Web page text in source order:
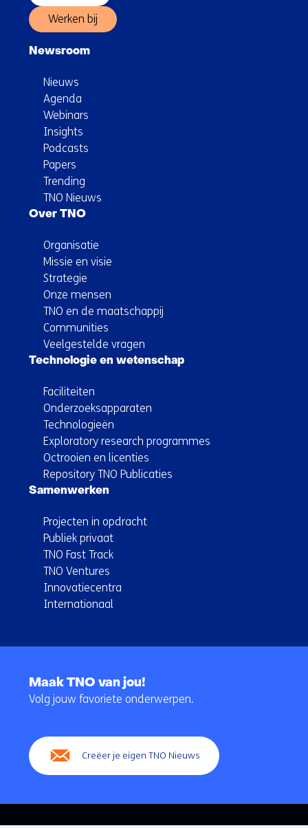
Werken bij
Newsroom
Nieuws
Agenda
Webinars
Insights
Podcasts
Papers
Trending
TNO Nieuws
Over TNO
Organisatie
Missie en visie
Strategie
Onze mensen
TNO en de maatschappij
Communities
Veelgestelde vragen
Technologie en wetenschap
Faciliteiten
Onderzoeksapparaten
Technologieën
Exploratory research programmes
Octrooien en licenties
Repository TNO Publicaties
Samenwerken
Projecten in opdracht
Publiek privaat
TNO Fast Track
TNO Ventures
Innovatiecentra
Internationaal
navigatie
Maak TNO van jou!
Volg jouw favoriete onderwerpen.
Creëer je eigen TNO Nieuws